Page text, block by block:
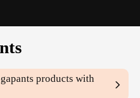
products with